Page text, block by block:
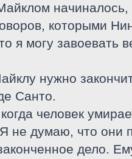
которыми
я могу завоевать
нужно
Санто.
человек
не думаю, что они
дело.